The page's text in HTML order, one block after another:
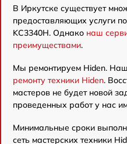
В Иркутске существует
предоставляющих услуги
KC3340H. Однако наш
преимуществами.
Мы ремонтируем Hiden.
ремонту техники Hiden.
мастеров не будет новой
проведенных работ у нас
Минимальные сроки
сеть мастерских техники